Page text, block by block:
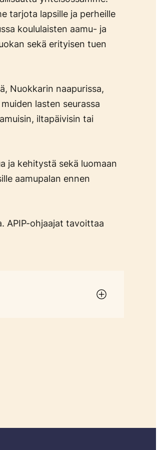
tarjota lapsille ja perheille
koululaisten aamu- ja
sekä erityisen tuen
Nuokkarin naapurissa,
lasten seurassa
iltapäivisin tai
ja kehitystä sekä luomaan
aamupalan ennen
APIP-ohjaajat tavoittaa